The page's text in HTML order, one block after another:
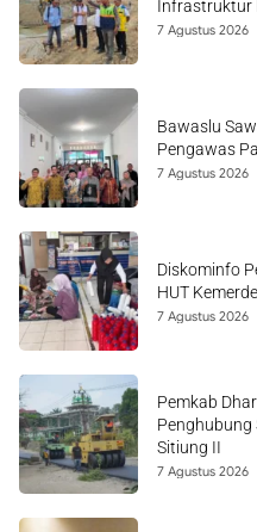
Infrastruktur
7 Agustus 2026
Bawaslu
Pengawas
7 Agustus 2026
Diskominfo
HUT
7 Agustus 2026
Pemkab
Penghubung
Sitiung II
7 Agustus 2026